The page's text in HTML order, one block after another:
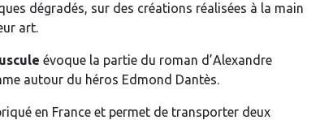
dégradés, sur des créations réalisées à la main
art.
évoque la partie du roman d’Alexandre
autour du héros Edmond Dantès.
en France et permet de transporter deux